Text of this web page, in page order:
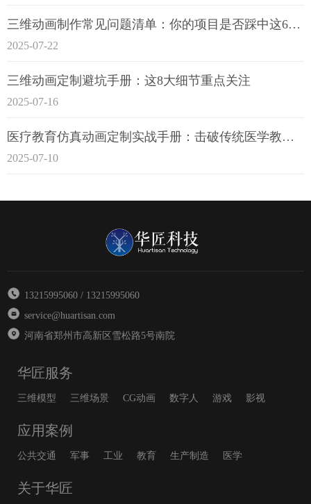
三维动画制作常见问题清单：你的项目是否踩中这6大技术雷区？
2025-07-22
三维动画定制避坑手册：这8大细节重点关注
2025-07-16
医疗教育仿真动画定制实战手册：击破传统医学教育7大痛点
2025-07-10
13215995060 / 13215995060
service@huartisan.com
河南省郑州市高新区雪松路5号南院
华匠服务
三维模型 三维场景 CG动画 数字人 游戏 影视
应用案例
公共交通 军事 工业 教育 生产制造 医学
关于华匠